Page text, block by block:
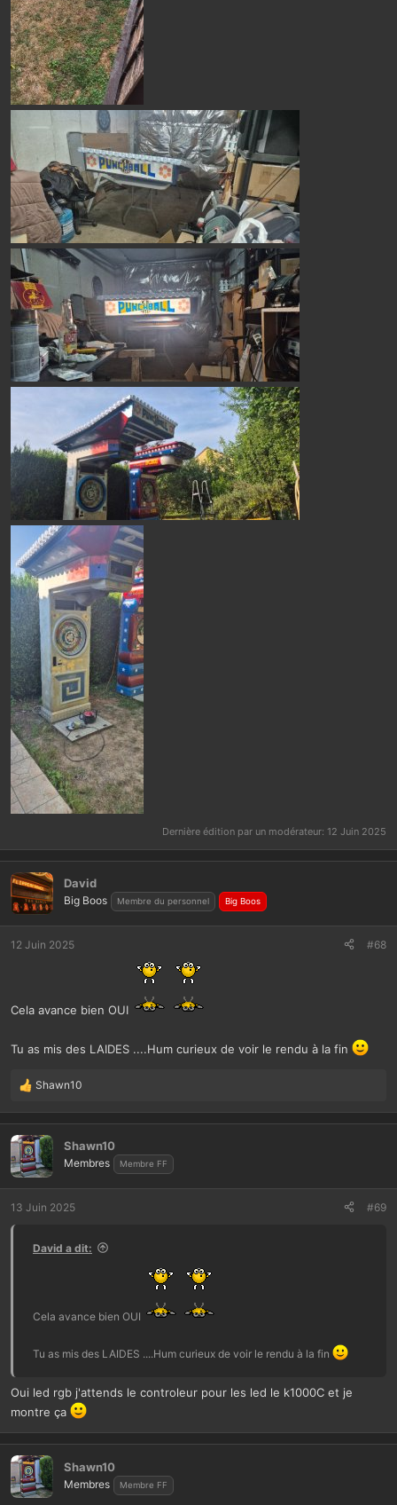
Dernière édition par un modérateur: 12 Juin 2025
David
Big Boos Membre du personnel Big Boos
12 Juin 2025 #68
Cela avance bien OUI
Tu as mis des LAIDES ....Hum curieux de voir le rendu à la fin
L
s
r
é
a
c
t
Shawn10
Shawn10
Membres Membre FF
13 Juin 2025 #69
David a dit:
Cela avance bien OUI
Tu as mis des LAIDES ....Hum curieux de voir le rendu à la fin
Oui led rgb j'attends le controleur pour les led le k1000C et je
montre ça
Shawn10
Membres Membre FF